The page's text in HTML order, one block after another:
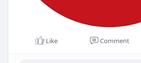
Like Comment